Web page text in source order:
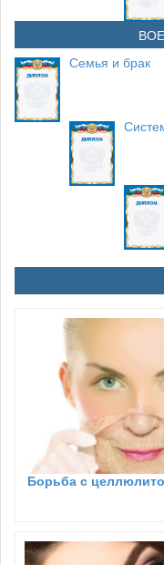
Семья и брак
Борьба с